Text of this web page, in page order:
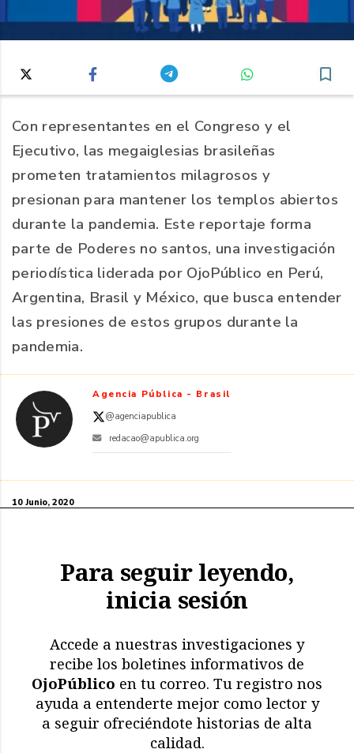
Con representantes en el Congreso y el
Ejecutivo, las megaiglesias brasileñas
prometen tratamientos milagrosos y
presionan para mantener los templos abiertos
durante la pandemia. Este reportaje forma
parte de Poderes no santos, una investigación
periodística liderada por OjoPúblico en Perú,
Argentina, Brasil y México, que busca entender
las presiones de estos grupos durante la
pandemia.
Agencia Pública - Brasil
@agenciapublica
redacao@apublica.org
10 Junio, 2020
Para seguir leyendo,
inicia sesión
Accede a nuestras investigaciones y
recibe los boletines informativos de
OjoPúblico en tu correo. Tu registro nos
ayuda a entenderte mejor como lector y
a seguir ofreciéndote historias de alta
calidad.